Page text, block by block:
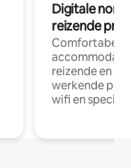
Digitale
reizende
Comfortabele
reizende en
werkende
wifi en